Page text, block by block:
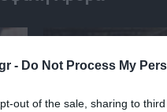
- Do Not Process My
out of the sale, sharing to